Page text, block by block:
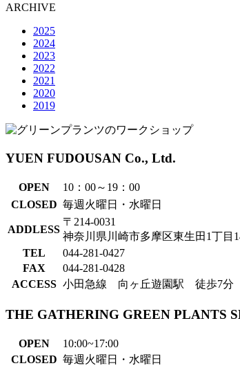
ARCHIVE
2025
2024
2023
2022
2021
2020
2019
YUEN FUDOUSAN Co., Ltd.
OPEN
10：00～19：00
CLOSED 毎週火曜日・水曜日
ADDLESS
〒214-0031
神奈川県川崎市多摩区東生田1丁目
TEL
044-281-0427
FAX
044-281-0428
ACCESS 小田急線 向ヶ丘遊園駅 徒歩7分
THE GATHERING GREEN PLANTS
OPEN
10:00~17:00
CLOSED 毎週火曜日・水曜日